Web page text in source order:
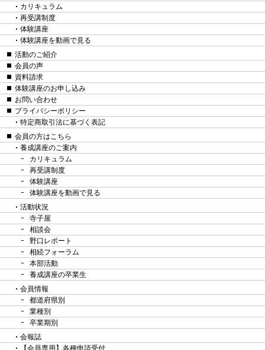
カリキュラム
再受講制度
体験講座
体験講座を動画で見る
活動のご紹介
会員の声
資料請求
体験講座のお申し込み
お問い合わせ
プライバシーポリシー
特定商取引法に基づく表記
会員の方はこちら
養成講座のご案内
カリキュラム
再受講制度
体験講座
体験講座を動画で見る
活動状況
寺子屋
相談会
野口レポート
相続フォーラム
本部活動
養成講座の卒業生
会員情報
都道府県別
業種別
卒業期別
会報誌
【会員専用】各種申請受付